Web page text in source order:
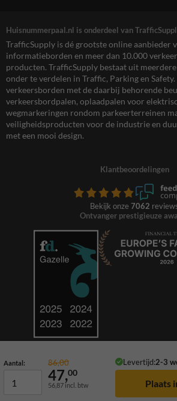
Aantal: 86,00 Levertijd:2-3
47,00
56,87 incl. btw
Huisnummerpaal.nl is onderdeel van
TrafficSupply is dé grootste online aanbieder
informatieborden en meer dan 10.000
producten. TrafficSupply bestaat uit
onder te verdelen in Traffic, Parking en
verkeersborden met de daarbij behorende
verkeersbordpalen, oplaadpalen voor
wegmarkeringen rondom parkeerterreinen
veiligheidsproducten voor de industrie en
met een mooi design.
Klantbeoordelingen
Bekijk onze 7062
Ontvanger prestigieuze
© 2026 TrafficSupply. Alle rechten